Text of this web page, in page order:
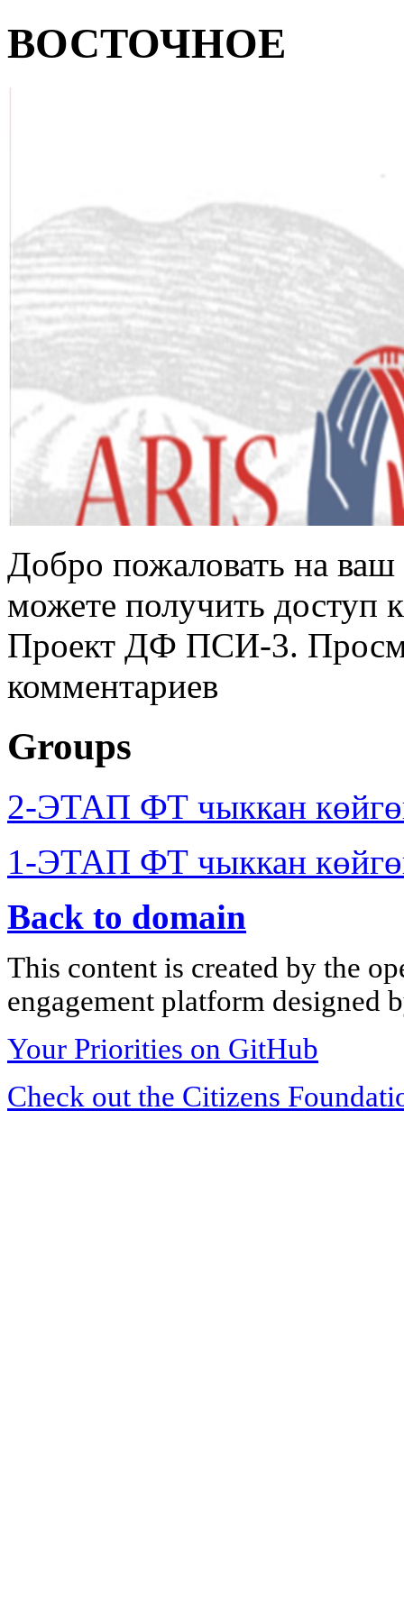
ВОСТОЧНОЕ
Добро пожаловать на
можете получить доступ
Проект ДФ ПСИ-3.
комментариев
Groups
2-ЭТАП ФТ чыккан
1-ЭТАП ФТ чыккан
Back to domain
This content is created by the
engagement platform designed
Your Priorities on GitHub
Check out the Citizens